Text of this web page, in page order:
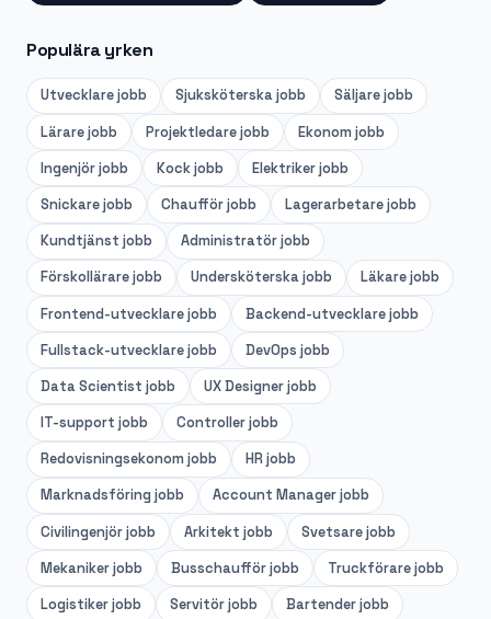
Populära yrken
Utvecklarejobb Sjuksköterskajobb Säljarejobb
Lärarejobb Projektledarejobb Ekonom jobb
Ingenjörjobb Kockjobb Elektrikerjobb
Snickarejobb Chaufförjobb Lagerarbetarejobb
Kundtjänst jobb Administratörjobb
Förskollärarejobb Undersköterskajobb Läkarejobb
Frontend-utvecklarejobb Backend-utvecklarejobb
Fullstack-utvecklarejobb DevOps jobb
Data Scientist jobb UX Designerjobb
IT-support jobb Controllerjobb
Redovisningsekonom jobb HR jobb
Marknadsföring jobb Account Managerjobb
Civilingenjörjobb Arkitekt jobb Svetsarejobb
Mekanikerjobb Busschaufförjobb Truckförarejobb
Logistikerjobb Servitörjobb Bartenderjobb